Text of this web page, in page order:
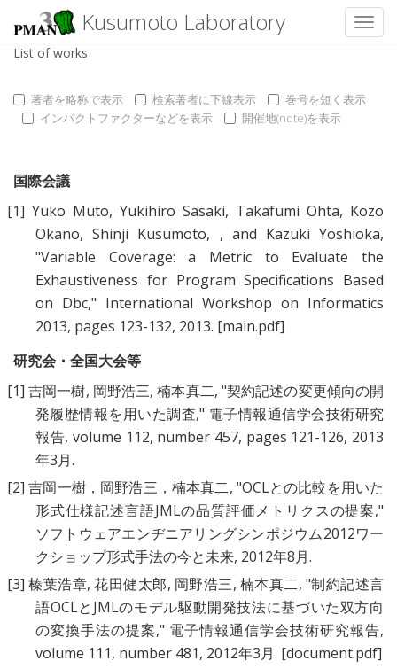
Kusumoto Laboratory
List of works
著者を略称で表示 検索著者に下線表示
巻号を短く表示
インパクトファクターなどを表示
開催地(note)を表示
国際会議
[1] Yuko Muto, Yukihiro Sasaki, Takafumi Ohta, Kozo
Okano,Shinji Kusumoto, , and Kazuki Yoshioka,
"Variable Coverage: a Metric to Evaluate the
Exhaustiveness for Program Specifications Based
on Dbc," International Workshop on Informatics
2013, pages 123-132, 2013. [main.pdf]
研究会・全国大会等
[1] 吉岡一樹, 岡野浩三,楠本真二, "契約記述の変更傾向の開
発履歴情報を用いた調査," 電子情報通信学会技術研究
報告, volume 112, number 457, pages 121-126, 2013
年3月.
[2] 吉岡一樹，岡野浩三，楠本真二, "OCLとの比較を用いた
形式仕様記述言語JMLの品質評価メトリクスの提案,"
ソフトウェアエンヂニアリングシンポジウム2012ワー
クショップ形式手法の今と未来, 2012年8月.
[3] 榛葉浩章,花田健太郎, 岡野浩三,楠本真二, "制約記述言
語OCLとJMLのモデル駆動開発技法に基づいた双方向
の変換手法の提案," 電子情報通信学会技術研究報告,
volume 111, number 481, 2012年3月. [document.pdf]